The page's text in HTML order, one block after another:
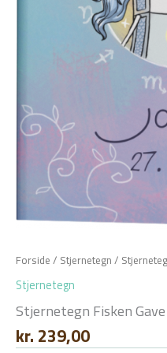
Forside / Stjernetegn /
Stjernetegn
Stjernetegn Fisken
kr. 239,00